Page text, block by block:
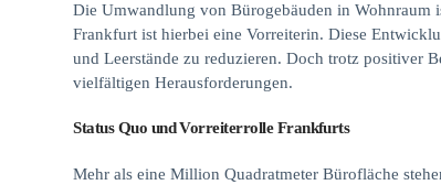
Die Umwandlung von Bürogebäuden in Wohnraum
Frankfurt ist hierbei eine Vorreiterin. Diese
und Leerstände zu reduzieren. Doch trotz positiver
vielfältigen Herausforderungen.
Status Quo und Vorreiterrolle Frankfurts
Mehr als eine Million Quadratmeter Bürofläche